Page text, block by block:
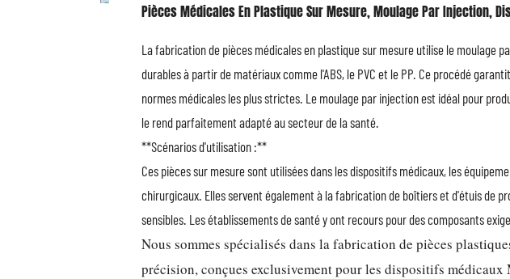
Pièces Médicales En Plastique Sur Mesure, Moulage Par Injection,
La fabrication de pièces médicales en plastique sur mesure utilise le moulage
durables à partir de matériaux comme l'ABS, le PVC et le PP. Ce procédé
normes médicales les plus strictes. Le moulage par injection est idéal pour
le rend parfaitement adapté au secteur de la santé.
**Scénarios d'utilisation :**
Ces pièces sur mesure sont utilisées dans les dispositifs médicaux, les
chirurgicaux. Elles servent également à la fabrication de boîtiers et d'étuis de
sensibles. Les établissements de santé y ont recours pour des composants
Nous sommes spécialisés dans la fabrication de pièces
précision, conçues exclusivement pour les dispositifs médicaux